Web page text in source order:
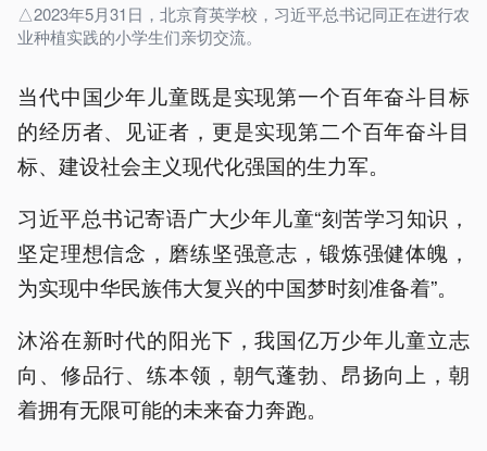
△2023年5月31日，北京育英学校，习近平总书记同正在进行农
业种植实践的小学生们亲切交流。
当代中国少年儿童既是实现第一个百年奋斗目标
的经历者、见证者，更是实现第二个百年奋斗目
标、建设社会主义现代化强国的生力军。
习近平总书记寄语广大少年儿童“刻苦学习知识，
坚定理想信念，磨练坚强意志，锻炼强健体魄，
为实现中华民族伟大复兴的中国梦时刻准备着”。
沐浴在新时代的阳光下，我国亿万少年儿童立志
向、修品行、练本领，朝气蓬勃、昂扬向上，朝
着拥有无限可能的未来奋力奔跑。